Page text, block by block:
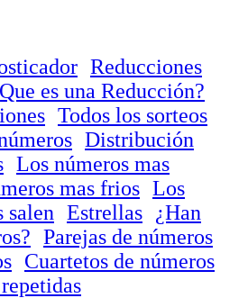
Reducciones
es una Reducción?
Todos los sorteos
Distribución
Los números mas
mas frios Los
salen Estrellas
¿Han
Parejas de números
Cuartetos de números